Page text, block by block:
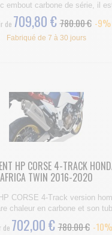
embout carbone de série, il
de 709,80 € 780.00 € -9%
Fabriqué de 7 à 30 jours
HP CORSE 4-TRACK
AFRICA TWIN 2016-2020
CORSE 4-Track version
chaleur en carbone et son
de 702,00 € 780.00 € -10%